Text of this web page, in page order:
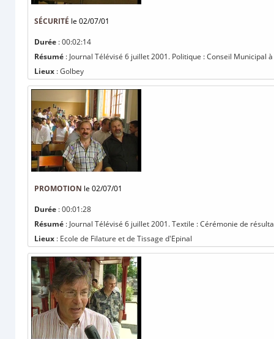
SÉCURITÉ le 02/07/01
Durée : 00:02:14
Résumé : Journal Télévisé 6 juillet 2001. Politique : Conseil
Lieux : Golbey
PROMOTION le 02/07/01
Durée : 00:01:28
Résumé : Journal Télévisé 6 juillet 2001. Textile : Cérémonie de
Lieux : Ecole de Filature et de Tissage d'Epinal